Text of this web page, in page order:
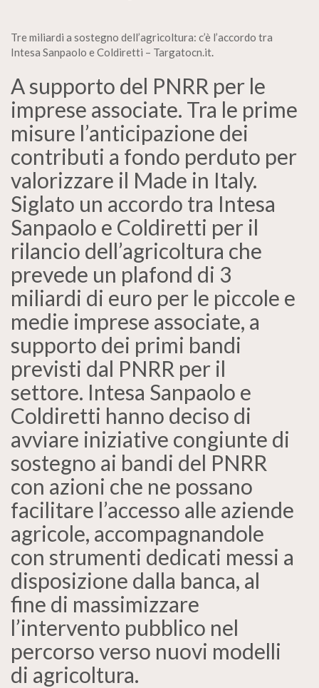
Tre miliardi a sostegno dell’agricoltura: c’è l’accordo tra
Intesa Sanpaolo e Coldiretti – Targatocn.it.
A supporto del PNRR per le
imprese associate. Tra le prime
misure l’anticipazione dei
contributi a fondo perduto per
valorizzare il Made in Italy.
Siglato un accordo tra Intesa
Sanpaolo e Coldiretti per il
rilancio dell’agricoltura che
prevede un plafond di 3
miliardi di euro per le piccole e
medie imprese associate, a
supporto dei primi bandi
previsti dal PNRR per il
settore. Intesa Sanpaolo e
Coldiretti hanno deciso di
avviare iniziative congiunte di
sostegno ai bandi del PNRR
con azioni che ne possano
facilitare l’accesso alle aziende
agricole, accompagnandole
con strumenti dedicati messi a
disposizione dalla banca, al
fine di massimizzare
l’intervento pubblico nel
percorso verso nuovi modelli
di agricoltura.